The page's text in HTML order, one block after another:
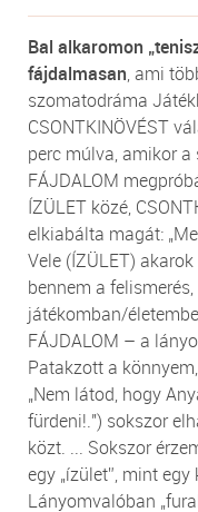
Bal alkaromon
fájdalmasan, ami
szomatodráma
CSONTKINÖVÉST
perc múlva, amikor
FÁJDALOM
ÍZÜLET közé,
elkiabálta magát:
Vele (ÍZÜLET)
bennem a
játékomban/
FÁJDALOM – a
Patakzott a
„Nem látod, hogy
fürdeni!.") sokszor
közt. ... Sokszor
egy „ízület”, mint
Lányomvalóban